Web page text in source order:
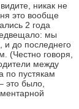
никак не
это вообще
2 года
мы
и до последнего
(Честно говоря,
между
по пустякам
это было,